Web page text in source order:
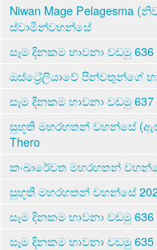
Niwan Mage Pelagesma
ස්වාමීන්වහන්සේ
සෑම දිනකම භාවනා වඩමු 636 -
ඔස්ට්‍රේලියාවේ පින්වතුන්ගේ
සෑම දිනකම භාවනා වඩමු 637 -
සුභූති මහරහතන් වහන්සේ
Thero
කංඛාරේවත මහරහතන් වහන්සේ
සුභූති මහරහතන් වහන්සේ 2026-
සෑම දිනකම භාවනා වඩමු 636 -
සෑම දිනකම භාවනා වඩමු 635 -